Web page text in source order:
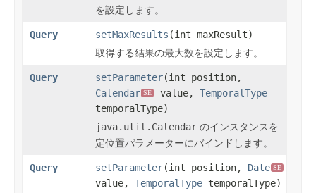
を設定します。
Query setMaxResults (int maxResult)
取得する結果の最大数を設定します。
Query setParameter(int position,
Calendar SE value, TemporalType
temporalType)
java.util.Calendar のインスタンスを
定位置パラメーターにバインドします。
Query setParameter(int position, Date SE
value, TemporalType temporalType)